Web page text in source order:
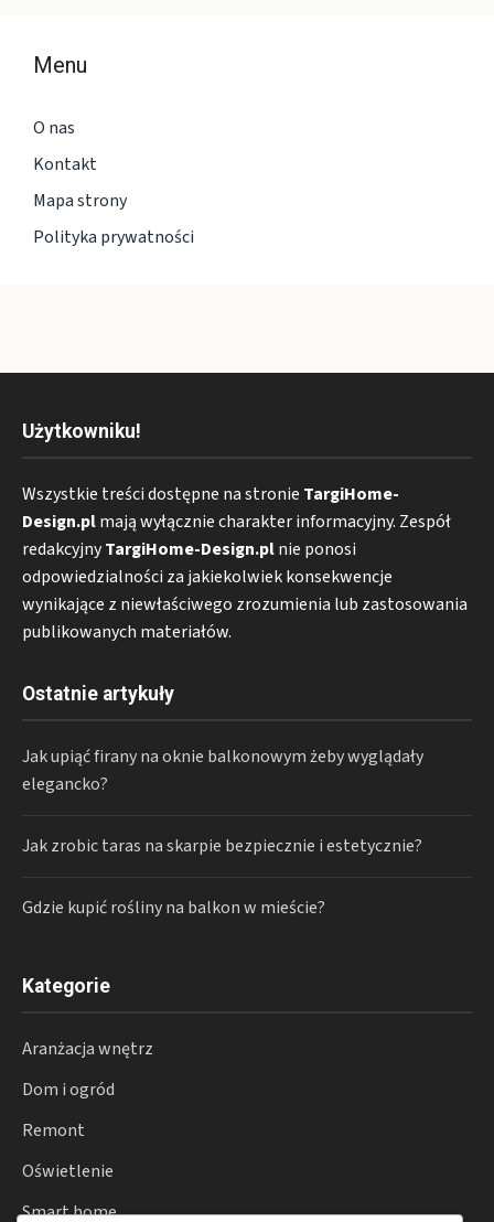
Menu
O nas
Kontakt
Mapa strony
Polityka prywatności
Użytkowniku!
Wszystkie treści dostępne na stronie TargiHome-
Design.plmają wyłącznie charakter informacyjny. Zespół
redakcyjnyTargiHome-Design.plnie ponosi
odpowiedzialności za jakiekolwiek konsekwencje
wynikające z niewłaściwego zrozumienia lub zastosowania
publikowanych materiałów.
Ostatnie artykuły
Jak upiąć firany na oknie balkonowym żeby wyglądały
elegancko?
Jak zrobic taras na skarpie bezpiecznie i estetycznie?
Gdzie kupić rośliny na balkon w mieście?
Kategorie
Aranżacja wnętrz
Dom i ogród
Remont
Oświetlenie
Smart home